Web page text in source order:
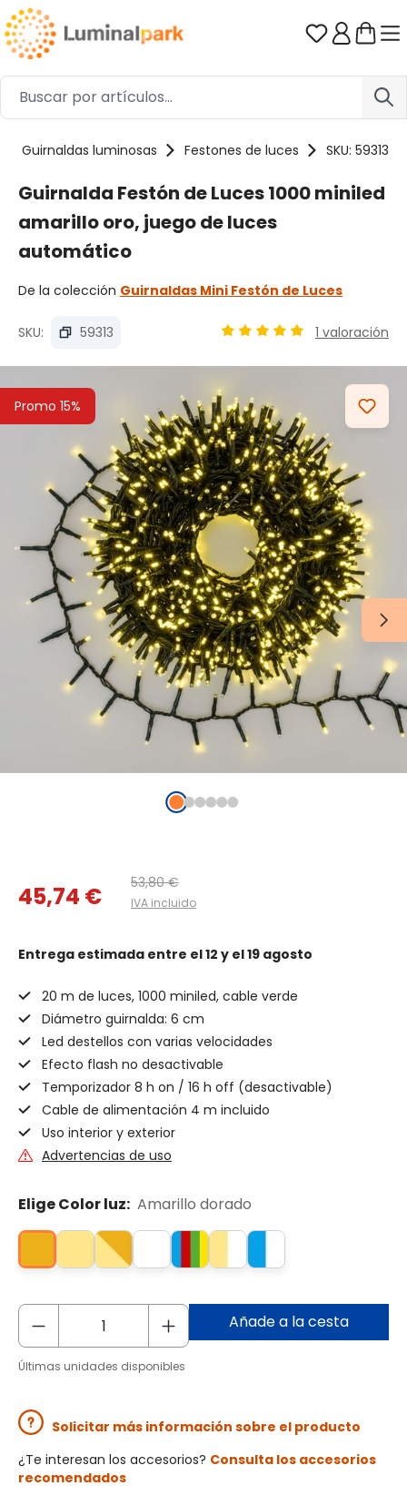
Saltar al contenido principal Tienes 0
Guirnaldas luminosas Festones de luces SKU: 59313
Guirnalda Festón de Luces 1000 miniled
amarillo oro, juego de luces
automático
De la colección Guirnaldas Mini Festón de Luces
SKU: 59313 1 valoración
Promo 15%
45,74 € 53,80 €
IVA incluido
Entrega estimada entre el 12 y el 19 agosto
20 m de luces, 1000 miniled, cable verde
Diámetro guirnalda: 6 cm
Led destellos con varias velocidades
Efecto flash no desactivable
Temporizador 8 h on / 16 h off (desactivable)
Cable de alimentación 4 m incluido
Uso interior y exterior
Advertencias de uso
Elige Color luz: Amarillo dorado
Añade a la cesta
Últimas unidades disponibles
Solicitar más información sobre el producto
¿Te interesan los accesorios? Consulta los accesorios
recomendados